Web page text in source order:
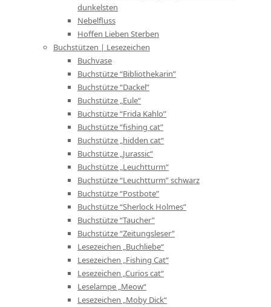
dunkelsten
Nebelfluss
Hoffen Lieben Sterben
Buchstützen | Lesezeichen
Buchvase
Buchstütze “Bibliothekarin”
Buchstütze “Dackel”
Buchstütze „Eule“
Buchstütze “Frida Kahlo”
Buchstütze “fishing cat”
Buchstütze „hidden cat“
Buchstütze „Jurassic“
Buchstütze „Leuchtturm“
Buchstütze “Leuchtturm” schwarz
Buchstütze “Postbote”
Buchstütze “Sherlock Holmes”
Buchstütze “Taucher”
Buchstütze “Zeitungsleser”
Lesezeichen „Buchliebe“
Lesezeichen „Fishing Cat“
Lesezeichen „Curios cat“
Leselampe „Meow“
Lesezeichen „Moby Dick“